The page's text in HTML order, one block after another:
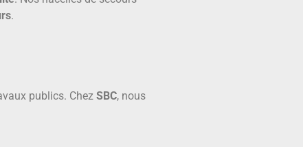
.
publics. Chez SBC, nous